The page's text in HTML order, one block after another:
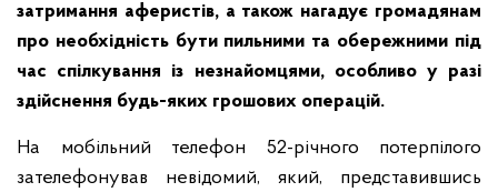
затримання аферистів, а також нагадує громадянам
про необхідність бути пильними та обережними під
час спілкування із незнайомцями, особливо у разі
здійснення будь-яких грошових операцій.
На мобільний телефон 52-річного потерпілого
зателефонував невідомий, який, представившись